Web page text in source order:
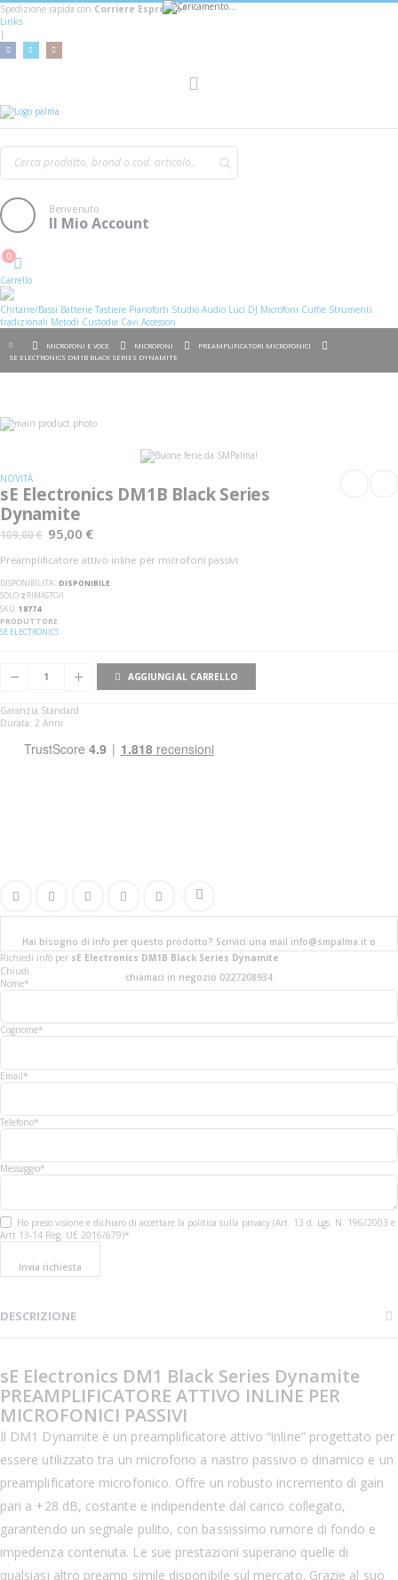
Spedizione rapida con Corriere Espresso!
Links
|
Benvenuto
Il Mio Account
Cart
0
Carrello
Chitarre/Bassi Batterie Tastiere Pianoforti Studio Audio Luci DJ Microfoni Cuffie Strumenti
tradizionali Metodi Custodie Cavi Accessori
MICROFONI E VOCE MICROFONI
PREAMPLIFICATORI MICROFONICI
SE ELECTRONICS DM1B BLACK SERIES DYNAMITE
Vai
alla
galleria
di
immagini
galleria
immagini
NOVITÀ
sE Electronics DM1B Black Series
Dynamite
109,00 € 95,00 €
Preamplificatore attivo inline per microfoni passivi
DISPONIBILITA':DISPONIBILE
SOLO 2 RIMASTO/I
SKU 18774
PRODUTTORE
SE ELECTRONICS
AGGIUNGI AL CARRELLO
Garanzia Standard
Durata: 2 Anni
Hai bisogno di info per questo prodotto? Scrivici una mail info@smpalma.it o
chiamaci in negozio 0227208934
Richiedi info per sE Electronics DM1B Black Series Dynamite
Chiudi
Nome*
Cognome*
Email*
Telefono*
Messaggio*
Ho preso visione e dichiaro di accettare la politica sulla privacy (Art. 13 d. Lgs. N. 196/2003 e
Artt 13-14 Reg. UE 2016/679)*
Invia richiesta
DESCRIZIONE
sE Electronics DM1 Black Series Dynamite
PREAMPLIFICATORE ATTIVO INLINE PER
MICROFONICI PASSIVI
Il DM1 Dynamite è un preamplificatore attivo “inline” progettato per
essere utilizzato tra un microfono a nastro passivo o dinamico e un
preamplificatore microfonico. Offre un robusto incremento di gain
pari a +28 dB, costante e indipendente dal carico collegato,
garantendo un segnale pulito, con bassissimo rumore di fondo e
impedenza contenuta. Le sue prestazioni superano quelle di
qualsiasi altro preamp simile disponibile sul mercato. Grazie al suo